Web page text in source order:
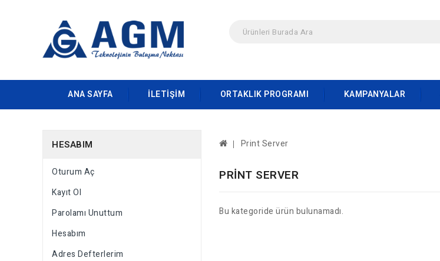
ANA SAYFA İLETIŞIM ORTAKLIK PROGRAMI KAMPANYALAR
HESABIM
Oturum Aç
Kayıt Ol
Parolamı Unuttum
Hesabım
Adres Defterlerim
Print Server
PRINT SERVER
Bu kategoride ürün bulunamadı.